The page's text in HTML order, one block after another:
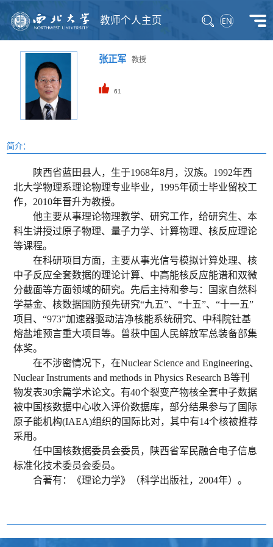
教师个人主页
张正军教授
61
简介：
陕西省蓝田县人，生于1968年8月，汉族。1992年西
北大学物理系理论物理专业毕业，1995年硕士毕业留校工
作，2010年晋升为教授。
他主要从事理论物理教学、研究工作，给研究生、本
科生讲授过原子物理、量子力学、计算物理、核反应理论
等课程。
在科研项目方面，主要从事光信号模拟计算处理、核
中子反应全套数据的理论计算、中高能核反应能谱和双微
分截面等方面领域的研究。先后主持和参与：国家自然科
学基金、核数据国防预先研究“九五”、“十五”、“十一五”
项目、“973”加速器驱动洁净核能系统研究、中科院钍基
熔盐堆预言重大项目等。曾获中国人民解放军总装备部集
体奖。
在不涉密情况下，在Nuclear Science and Engineering、
Nuclear Instruments and methods in Physics Research B等刊
物发表30余篇学术论文。有40个裂变产物核全套中子数据
被中国核数据中心收入评价数据库，部分结果参与了国际
原子能机构(IAEA)组织的国际比对，其中有14个核被推荐
采用。
任中国核数据委员会委员，陕西省军民融合电子信息
标准化技术委员会委员。
合著有：《理论力学》（科学出版社，2004年）。